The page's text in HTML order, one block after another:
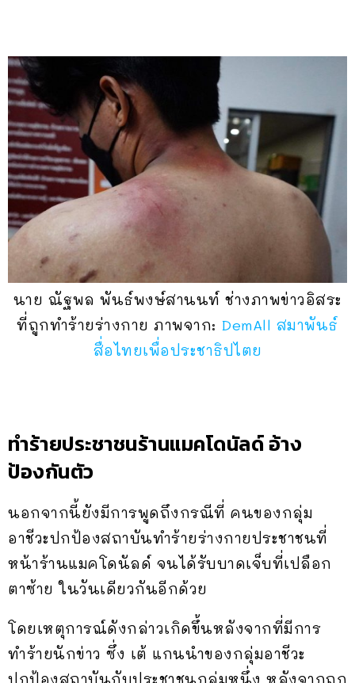
นาย ณัฐพล พันธ์พงษ์สานนท์ ช่างภาพข่าวอิสระ
ที่ถูกทำร้ายร่างกาย ภาพจาก: DemAll สมาพันธ์
สื่อไทยเพื่อประชาธิปไตย
ทำร้ายประชาชนร้านแมคโดนัลด์ อ้าง
ป้องกันตัว
นอกจากนี้ยังมีการพูดถึงกรณีที่ คนของกลุ่ม
อาชีวะปกป้องสถาบันทำร้ายร่างกายประชาชนที่
หน้าร้านแมคโดนัลด์ จนได้รับบาดเจ็บที่เปลือก
ตาซ้าย ในวันเดียวกันอีกด้วย
โดยเหตุการณ์ดังกล่าวเกิดขึ้นหลังจากที่มีการ
ทำร้ายนักข่าว ซึ่ง เต้ แกนนำของกลุ่มอาชีวะ
ปกป้องสถาบันกับประชาชนกลุ่มหนึ่ง หลังจากถูก